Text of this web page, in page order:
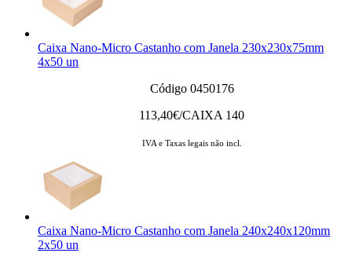
Caixa Nano-Micro Castanho com Janela 230x230x75mm
4x50 un
Código 0450176
113,40€/CAIXA 140
IVA e Taxas legais não incl.
Caixa Nano-Micro Castanho com Janela 240x240x120mm
2x50 un